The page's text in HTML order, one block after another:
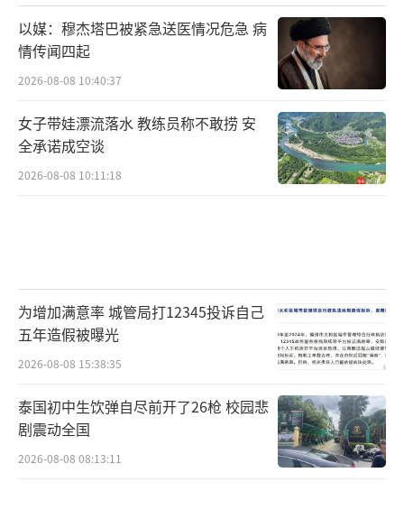
以媒：穆杰塔巴被紧急送医情况危急 病
情传闻四起
2026-08-08 10:40:37
女子带娃漂流落水 教练员称不敢捞 安
全承诺成空谈
2026-08-08 10:11:18
为增加满意率 城管局打12345投诉自己
五年造假被曝光
2026-08-08 15:38:35
泰国初中生饮弹自尽前开了26枪 校园悲
剧震动全国
2026-08-08 08:13:11